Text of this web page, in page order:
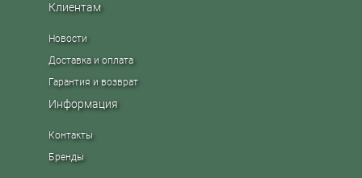
Клиентам
Новости
Доставка и оплата
Гарантия и возврат
Информация
Контакты
Бренды